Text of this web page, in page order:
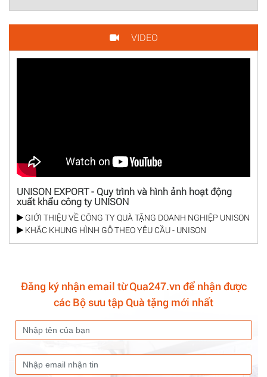
VIDEO
UNISON EXPORT - Quy trình và hình ảnh hoạt động
xuất khẩu công ty UNISON
GIỚI THIỆU VỀ CÔNG TY QUÀ TẶNG DOANH NGHIỆP UNISON
KHẮC KHUNG HÌNH GỖ THEO YÊU CẦU - UNISON
Đăng ký nhận email từ Qua247.vn để nhận được
các Bộ sưu tập Quà tặng mới nhất